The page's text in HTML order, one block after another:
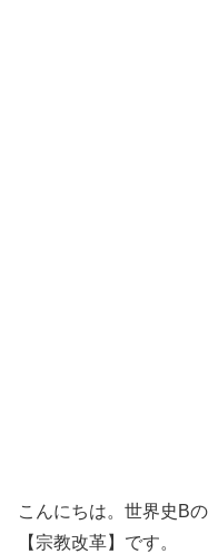
こんにちは。世界史B
【宗教改革】です。